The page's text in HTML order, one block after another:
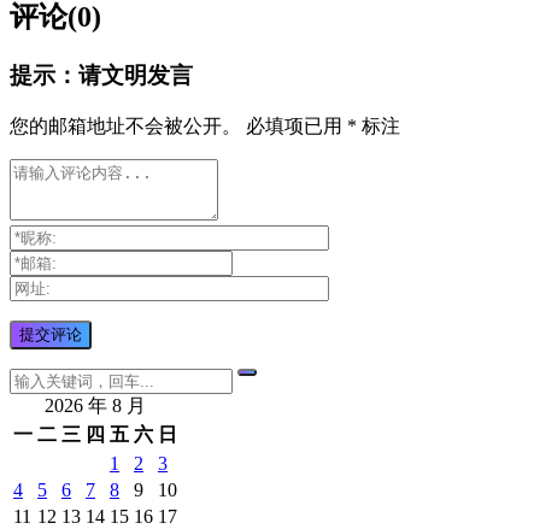
评论(0)
提示：请文明发言
您的邮箱地址不会被公开。 必填项已用 * 标注
2026 年 8 月
一 二 三 四 五 六 日
1
2
3
4
5 6 7 8 9
10
11 12 13 14 15 16 17